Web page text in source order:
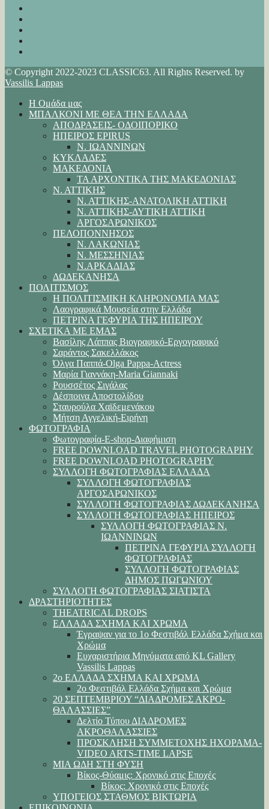
© Copyright 2022-2023 CLASSIC63. All Rights Reserved. by
Vassilis Lappas
Η Ομάδα μας
ΜΠΑΛΚΟΝΙ ΜΕ ΘΕΑ ΤΗΝ ΕΛΛΑΔΑ
ΑΠΟΔΡΑΣΕΙΣ- ΟΔΟΙΠΟΡΙΚΟ
ΗΠΕΙΡΟΣ EPIRUS
Ν. ΙΩΑΝΝΙΝΩΝ
ΚΥΚΛΑΔΕΣ
ΜΑΚΕΔΟΝΙΑ
ΤΑ ΑΡΧΟΝΤΙΚΑ ΤΗΣ ΜΑΚΕΔΟΝΙΑΣ
Ν. ΑΤΤΙΚΗΣ
Ν. ΑΤΤΙΚΗΣ-ΑΝΑΤΟΛΙΚΗ ΑΤΤΙΚΗ
Ν. ΑΤΤΙΚΗΣ-ΔΥΤΙΚΗ ΑΤΤΙΚΗ
ΑΡΓΟΣΑΡΩΝΙΚΟΣ
ΠΕΛΟΠΟΝΝΗΣΟΣ
Ν. ΛΑΚΩΝΙΑΣ
Ν. ΜΕΣΣΗΝΙΑΣ
Ν.ΑΡΚΑΔΙΑΣ
ΔΩΔΕΚΑΝΗΣΑ
ΠΟΛΙΤΙΣΜΟΣ
Η ΠΟΛΙΤΙΣΜΙΚΗ ΚΛΗΡΟΝΟΜΙΑ ΜΑΣ
Λαογραφικά Μουσεία στην Ελλάδα
ΠΕΤΡΙΝΑ ΓΕΦΥΡΙΑ ΤΗΣ ΗΠΕΙΡΟΥ
ΣΧΕΤΙΚΑ ΜΕ ΕΜΑΣ
Βασίλης Λάππας Βιογραφικό-Εργογραφικό
Σαράντος Σακελλάκος
Όλγα Παππά-Olga Pappa-Αctress
Μαρία Γιαννάκη-Maria Giannaki
Ρουσσέτος Σιγάλας
Δέσποινα Αποστολίδου
Σταυρούλα Χαϊδεμενάκου
Μήτση Αγγελική-Ειρήνη
ΦΩΤΟΓΡΑΦΙΑ
Φωτογραφία-E-shop-Διαφήμιση
FREE DOWNLOAD TRAVEL PHOTOGRAPHY
FREE DOWNLOAD PHOTOGRAPHY
ΣΥΛΛΟΓΗ ΦΩΤΟΓΡΑΦΙΑΣ ΕΛΛΑΔΑ
ΣΥΛΛΟΓΗ ΦΩΤΟΓΡΑΦΙΑΣ
ΑΡΓΟΣΑΡΩΝΙΚΟΣ
ΣΥΛΛΟΓΗ ΦΩΤΟΓΡΑΦΙΑΣ ΔΩΔΕΚΑΝΗΣΑ
ΣΥΛΛΟΓΗ ΦΩΤΟΓΡΑΦΙΑΣ ΗΠΕΙΡΟΣ
ΣΥΛΛΟΓΗ ΦΩΤΟΓΡΑΦΙΑΣ Ν.
ΙΩΑΝΝΙΝΩΝ
ΠΕΤΡΙΝΑ ΓΕΦΥΡΙΑ ΣΥΛΛΟΓΗ
ΦΩΤΟΓΡΑΦΙΑΣ
ΣΥΛΛΟΓΗ ΦΩΤΟΓΡΑΦΙΑΣ
ΔΗΜΟΣ ΠΩΓΩΝΙΟΥ
ΣΥΛΛΟΓΗ ΦΩΤΟΓΡΑΦΙΑΣ ΣΙΑΤΙΣΤΑ
ΔΡΑΣΤΗΡΙΟΤΗΤΕΣ
THEATRICAL DROPS
ΕΛΛΑΔΑ ΣΧΗΜΑ ΚΑΙ ΧΡΩΜΑ
Έγραψαν για το 1ο Φεστιβάλ Ελλάδα Σχήμα και
Χρώμα
Ευχαριστήρια Μηνύματα από KL Gallery
Vassilis Lappas
2ο ΕΛΛΑΔΑ ΣΧΗΜΑ ΚΑΙ ΧΡΩΜΑ
2ο Φεστιβάλ Ελλάδα Σχήμα και Χρώμα
20 ΣΕΠΤΕΜΒΡΙΟΥ “ΔΙΑΔΡΟΜΕΣ ΑΚΡΟ-
ΘΑΛΑΣΣΙΕΣ”
Δελτίο Τύπου ΔΙΑΔΡΟΜΕΣ
ΑΚΡΟΘΑΛΑΣΣΙΕΣ
ΠΡΟΣΚΛΗΣΗ ΣΥΜΜΕΤΟΧΗΣ ΗΧΟΡΑΜΑ-
VIDEO ARTS-TIME LAPSE
ΜΙΑ ΩΔΗ ΣΤΗ ΦΥΣΗ
Βίκος-Θύαμις: Χρονικό στις Εποχές
Βίκος: Χρονικό στις Εποχές
ΥΠΟΓΕΙΟΣ ΣΤΑΘΜΟΣ ΒΙΚΤΩΡΙΑ